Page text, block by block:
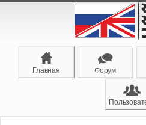
Главная Форум